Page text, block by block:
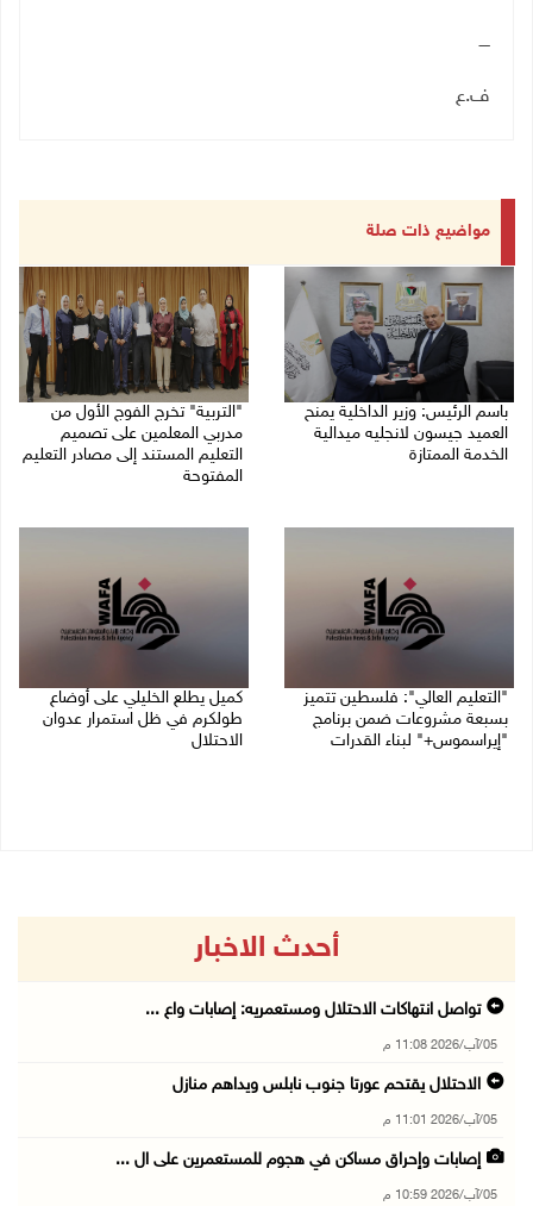
ــــ
ف.ع
مواضيع ذات صلة
باسم الرئيس: وزير الداخلية يمنح
العميد جيسون لانجليه ميدالية
الخدمة الممتازة
"التربية" تخرج الفوج الأول من
مدربي المعلمين على تصميم
التعليم المستند إلى مصادر التعليم
المفتوحة
"التعليم العالي": فلسطين تتميز
بسبعة مشروعات ضمن برنامج
"إيراسموس+" لبناء القدرات
كميل يطلع الخليلي على أوضاع
طولكرم في ظل استمرار عدوان
الاحتلال
أحدث الاخبار
تواصل انتهاكات الاحتلال ومستعمريه: إصابات واع ...
05/آب/2026 11:08 م
الاحتلال يقتحم عورتا جنوب نابلس ويداهم منازل
05/آب/2026 11:01 م
إصابات وإحراق مساكن في هجوم للمستعمرين على ال ...
05/آب/2026 10:59 م